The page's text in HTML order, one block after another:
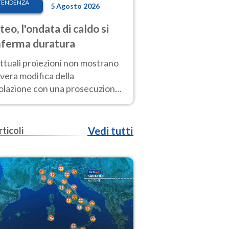
5 Agosto 2026
l'ondata di caldo si
duratura
proiezioni non mostrano
modifica della
con una prosecuzione
fuori scala per molti
Vedi tutti